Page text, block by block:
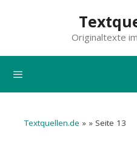
Originaltexte
Textquellen.de » » Seite 13